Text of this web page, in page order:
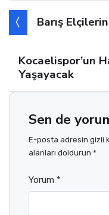
Barış
Kocaelispor’un
Yaşayacak
Sen de
E-posta adresin gizli
alanları doldurun *
Yorum *